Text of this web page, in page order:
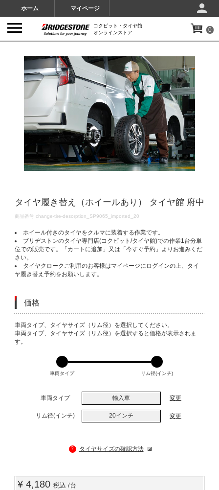
ホーム マイページ
コクピット・タイヤ館
オンラインストア
0
タイヤ履き替え（ホイールあり） タイヤ館 府中
DETAILS
商品番号 change-tire-desorption_SP9065_imported_20
ホイール付きのタイヤをクルマに装着する作業です。
ブリヂストンのタイヤ専門店(コクピット/タイヤ館)での作業1台分単
位での販売です。「カートに追加」又は「今すぐ予約」よりお進みくだ
さい。
タイヤクロークご利用のお客様はマイページにログインの上、タイ
ヤ履き替え予約をお願いします。
価格
VARIATIONS
車両タイプ、タイヤサイズ（リム径）を選択してください。
車両タイプ、タイヤサイズ（リム径）を選択すると価格が表示されま
す。
車両タイプ リム径(インチ)
車両タイプ 輸入車 変更
リム径(インチ) 20インチ 変更
? タイヤサイズの確認方法
¥ 4,180 税込 /台